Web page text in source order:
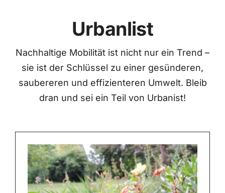
Urbanlist
Nachhaltige Mobilität ist nicht nur ein Trend –
sie ist der Schlüssel zu einer gesünderen,
saubereren und effizienteren Umwelt. Bleib
dran und sei ein Teil von Urbanist!